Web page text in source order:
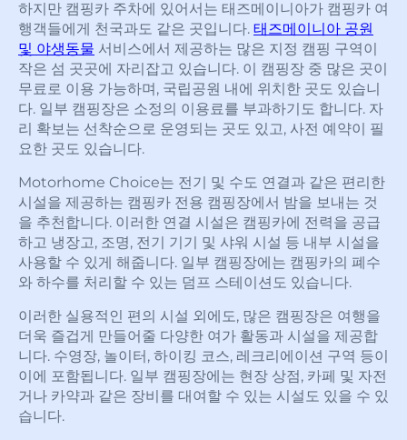
하지만 캠핑카 주차에 있어서는 태즈메이니아가 캠핑카 여
행객들에게 천국과도 같은 곳입니다. 태즈메이니아 공원
및 야생동물 서비스에서 제공하는 많은 지정 캠핑 구역이
작은 섬 곳곳에 자리잡고 있습니다. 이 캠핑장 중 많은 곳이
무료로 이용 가능하며, 국립공원 내에 위치한 곳도 있습니
다. 일부 캠핑장은 소정의 이용료를 부과하기도 합니다. 자
리 확보는 선착순으로 운영되는 곳도 있고, 사전 예약이 필
요한 곳도 있습니다.
Motorhome Choice는 전기 및 수도 연결과 같은 편리한
시설을 제공하는 캠핑카 전용 캠핑장에서 밤을 보내는 것
을 추천합니다. 이러한 연결 시설은 캠핑카에 전력을 공급
하고 냉장고, 조명, 전기 기기 및 샤워 시설 등 내부 시설을
사용할 수 있게 해줍니다. 일부 캠핑장에는 캠핑카의 폐수
와 하수를 처리할 수 있는 덤프 스테이션도 있습니다.
이러한 실용적인 편의 시설 외에도, 많은 캠핑장은 여행을
더욱 즐겁게 만들어줄 다양한 여가 활동과 시설을 제공합
니다. 수영장, 놀이터, 하이킹 코스, 레크리에이션 구역 등이
이에 포함됩니다. 일부 캠핑장에는 현장 상점, 카페 및 자전
거나 카약과 같은 장비를 대여할 수 있는 시설도 있을 수 있
습니다.